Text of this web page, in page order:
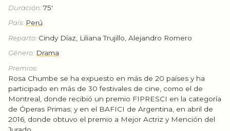
Duración:75'
País: Perú
Reparto: Cindy Díaz, Liliana Trujillo, Alejandro Romero
Género: Drama
Premios:
Rosa Chumbe se ha expuesto en más de 20 países y ha
participado en más de 30 festivales de cine, como el de
Montreal, donde recibió un premio FIPRESCI en la categoría
de Óperas Primas; y en el BAFICI de Argentina, en abril de
2016, donde obtuvo el premio a Mejor Actriz y Mención del